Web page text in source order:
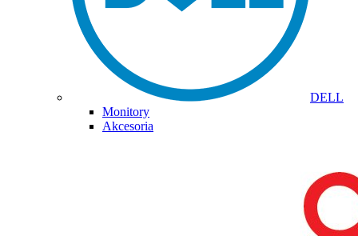
DELL
Monitory
Akcesoria